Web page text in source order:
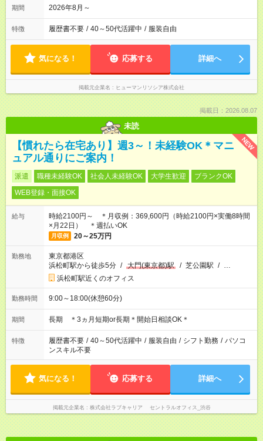
期間 2026年8月～
特徴 履歴書不要 / 40～50代活躍中 / 服装自由
気になる！ 応募する 詳細へ
掲載元企業名 ヒューマンリソシア株式会社
掲載日：2026.08.07
未読
NEW
【慣れたら在宅あり】週3～！未経験OK＊マニ
ュアル通りにご案内！
派遣 職種未経験OK 社会人未経験OK 大学生歓迎
ブランクOK
WEB登録・面接OK
給与
時給2100円～ ＊月収例：369,600円（時給2100円×実働8時間
×月22日） ＊週払いOK
月収例 20～25万円
勤務地
東京都港区
浜松町駅から徒歩5分 / 大門(東京都)駅 / 芝公園駅 / …
浜松町駅近くのオフィス
勤務時間 9:00～18:00(休憩60分)
期間 長期 ＊3ヵ月短期or長期＊開始日相談OK＊
特徴 履歴書不要 / 40～50代活躍中 / 服装自由 / シフト勤務 / パソコ
ンスキル不要
気になる！ 応募する 詳細へ
掲載元企業名 株式会社ラブキャリア セントラルオフィス_渋谷